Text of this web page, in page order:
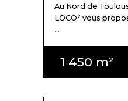
Au Nord de
LOCO² vous
...
1 450 m²